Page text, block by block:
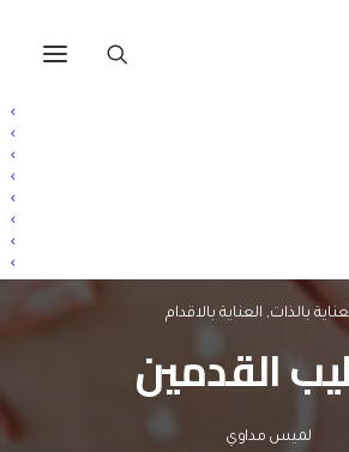
بالذات, العناية بالاقدام
القدمين
لميس مداوي